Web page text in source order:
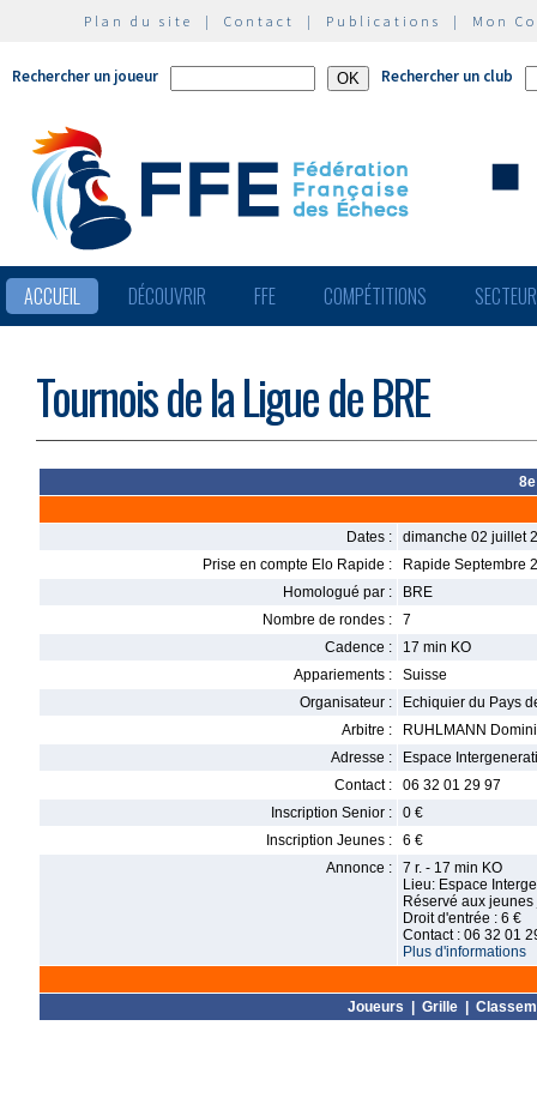
Plan du site | Contact | Publications | Mon
Rechercher un joueur Rechercher un club
ACCUEIL DÉCOUVRIR FFE COMPÉTITIONS
Tournois de la Ligue de BRE
Dates :
dimanche 02 juillet
Prise en compte Elo Rapide :
Rapide Septembre
Homologué par :
BRE
Nombre de rondes :
7
Cadence :
17 min KO
Appariements :
Suisse
Organisateur :
Echiquier du Pays
Arbitre :
RUHLMANN
Adresse :
Espace
Contact :
06 32 01 29 97
Inscription Senior :
0 €
Inscription Jeunes :
6 €
Annonce :
7 r. - 17 min KO
Lieu: Espace
Réservé aux
Droit d'entrée : 6 €
Contact : 06 32 01
Plus d'informations
Joueurs Grille|